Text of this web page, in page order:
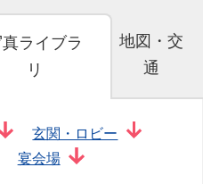
ライブラ
リ
地図・交
通
玄関・ロビー
宴会場